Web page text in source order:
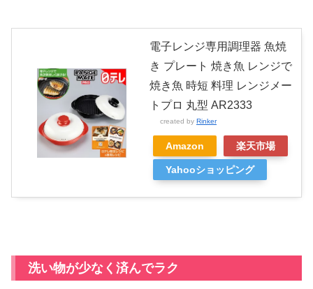
電子レンジ専用調理器 魚焼
き プレート 焼き魚 レンジで
焼き魚 時短 料理 レンジメー
トプロ 丸型 AR2333
created by Rinker
Amazon 楽天市場
Yahooショッピング
洗い物が少なく済んでラク